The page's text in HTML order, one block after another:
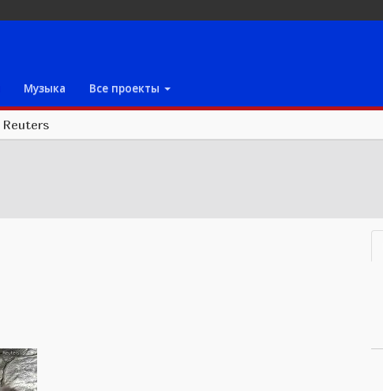
Музыка Все проекты
Reuters